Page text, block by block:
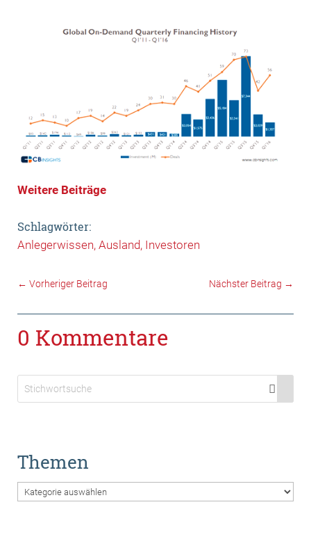
Weitere Beiträge
Schlagwörter:
Anlegerwissen Ausland Investoren
← Vorheriger Beitrag Nächster Beitrag →
0 Kommentare
Themen
Themen